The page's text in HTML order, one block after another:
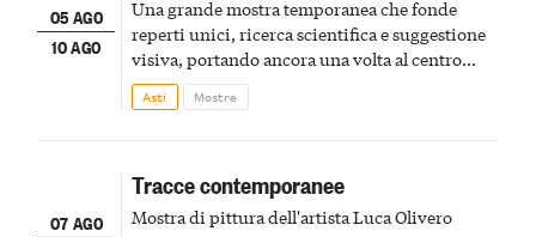
05 AGO
10 AGO
Una grande mostra temporanea che fonde
reperti unici, ricerca scientifica e suggestione
visiva, portando ancora una volta al centro
della scena le meraviglie del passato astigiano
Asti Mostre
07 AGO
Tracce contemporanee
Mostra di pittura dell'artista Luca Olivero